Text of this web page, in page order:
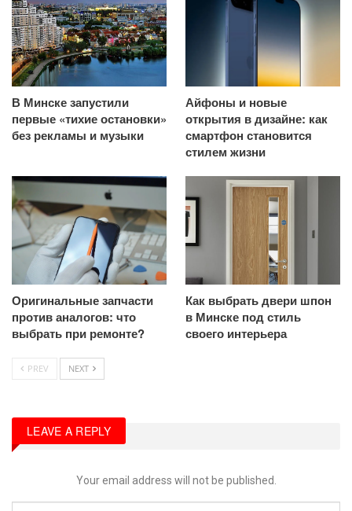
В Минске запустили
первые «тихие остановки»
без рекламы и музыки
Айфоны и новые
открытия в дизайне: как
смартфон становится
стилем жизни
Оригинальные запчасти
против аналогов: что
выбрать при ремонте?
Как выбрать двери шпон
в Минске под стиль
своего интерьера
PREV NEXT
LEAVE A REPLY
Your email address will not be published.